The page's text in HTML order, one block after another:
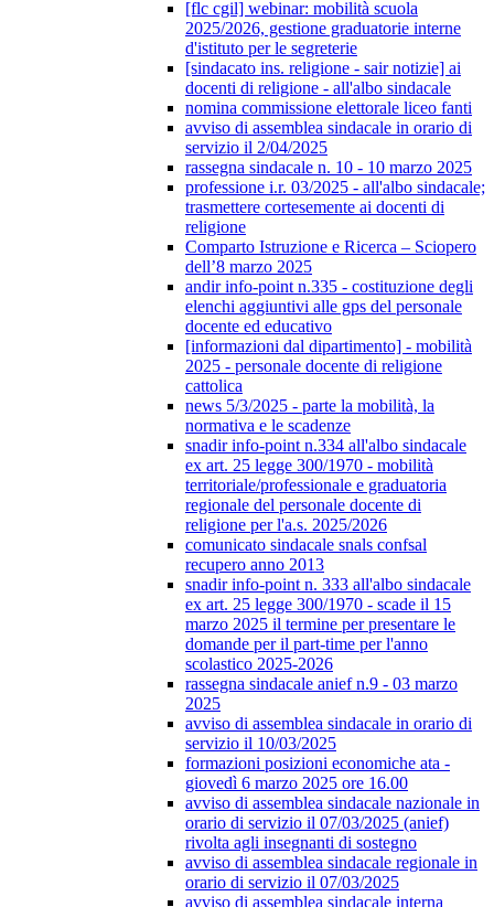
[flc cgil] webinar: mobilità scuola
2025/2026, gestione graduatorie interne
d'istituto per le segreterie
[sindacato ins. religione - sair notizie] ai
docenti di religione - all'albo sindacale
nomina commissione elettorale liceo fanti
avviso di assemblea sindacale in orario di
servizio il 2/04/2025
rassegna sindacale n. 10 - 10 marzo 2025
professione i.r. 03/2025 - all'albo sindacale;
trasmettere cortesemente ai docenti di
religione
Comparto Istruzione e Ricerca – Sciopero
dell’8 marzo 2025
andir info-point n.335 - costituzione degli
elenchi aggiuntivi alle gps del personale
docente ed educativo
[informazioni dal dipartimento] - mobilità
2025 - personale docente di religione
cattolica
news 5/3/2025 - parte la mobilità, la
normativa e le scadenze
snadir info-point n.334 all'albo sindacale
ex art. 25 legge 300/1970 - mobilità
territoriale/professionale e graduatoria
regionale del personale docente di
religione per l'a.s. 2025/2026
comunicato sindacale snals confsal
recupero anno 2013
snadir info-point n. 333 all'albo sindacale
ex art. 25 legge 300/1970 - scade il 15
marzo 2025 il termine per presentare le
domande per il part-time per l'anno
scolastico 2025-2026
rassegna sindacale anief n.9 - 03 marzo
2025
avviso di assemblea sindacale in orario di
servizio il 10/03/2025
formazioni posizioni economiche ata -
giovedì 6 marzo 2025 ore 16.00
avviso di assemblea sindacale nazionale in
orario di servizio il 07/03/2025 (anief)
rivolta agli insegnanti di sostegno
avviso di assemblea sindacale regionale in
orario di servizio il 07/03/2025
avviso di assemblea sindacale interna